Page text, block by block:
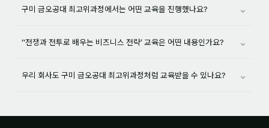
구미 금오공대 최고위과정에서는 어떤 교육을 진행했나요? ⌄
‘'전쟁과 전투로 배우는 비즈니스 전략’ 교육은 어떤 내용인가요? ⌄
우리 회사도 구미 금오공대 최고위과정처럼 교육받을 수 있나요? ⌄